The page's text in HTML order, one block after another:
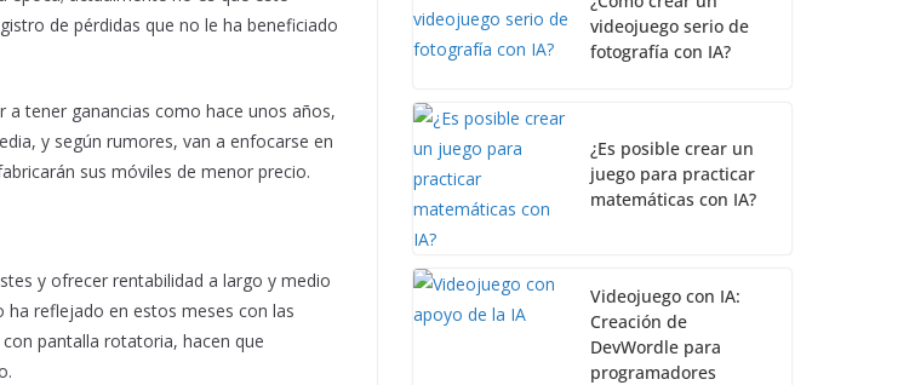
de pérdidas que no le ha beneficiado
a tener ganancias como hace unos años,
y según rumores, van a enfocarse en
sus móviles de menor precio.
y ofrecer rentabilidad a largo y medio
reflejado en estos meses con las
pantalla rotatoria, hacen que
videojuego serio de
fotografía con IA?
¿Es posible crear un
juego para practicar
matemáticas con IA?
Videojuego con IA:
Creación de
DevWordle para
programadores